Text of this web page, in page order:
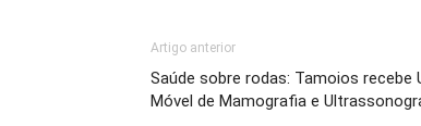
Artigo anterior
Saúde sobre rodas: Tamoios recebe
Móvel de Mamografia e